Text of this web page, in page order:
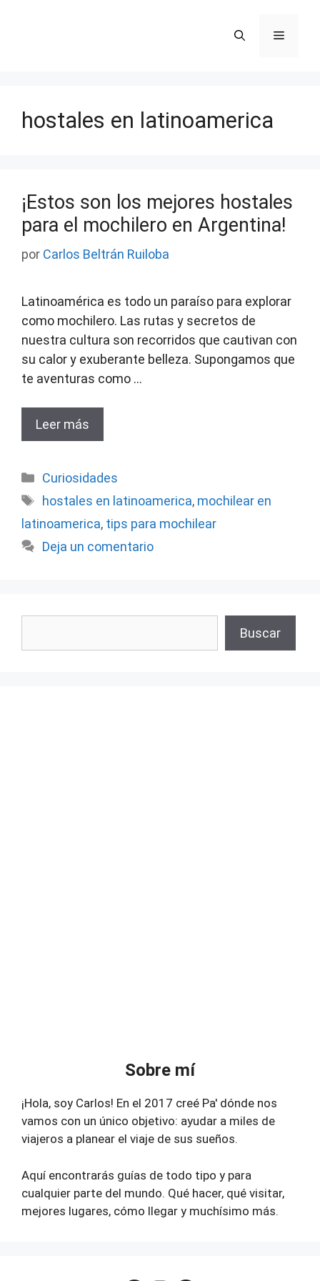
Menú
hostales en latinoamerica
¡Estos son los mejores hostales
para el mochilero en Argentina!
por Carlos Beltrán Ruiloba
Latinoamérica es todo un paraíso para explorar
como mochilero. Las rutas y secretos de
nuestra cultura son recorridos que cautivan con
su calor y exuberante belleza. Supongamos que
te aventuras como …
Leer más
Categorías
Curiosidades
Etiquetas
hostales en latinoamerica, mochilear en
latinoamerica, tips para mochilear
Deja un comentario
Buscar
Sobre mí
¡Hola, soy Carlos! En el 2017 creé Pa' dónde nos
vamos con un único objetivo: ayudar a miles de
viajeros a planear el viaje de sus sueños.
Aquí encontrarás guías de todo tipo y para
cualquier parte del mundo. Qué hacer, qué visitar,
mejores lugares, cómo llegar y muchísimo más.